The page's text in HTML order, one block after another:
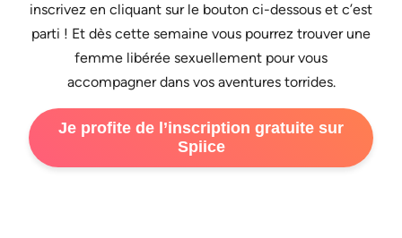
inscrivez en cliquant sur le bouton ci-dessous et c’est
parti ! Et dès cette semaine vous pourrez trouver une
femme libérée sexuellement pour vous
accompagner dans vos aventures torrides.
Je profite de l’inscription gratuite sur
Spiice